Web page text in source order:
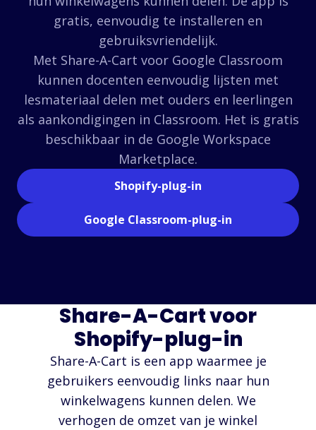
gratis, eenvoudig te installeren en
gebruiksvriendelijk.
Met Share-A-Cart voor Google Classroom
kunnen docenten eenvoudig lijsten met
lesmateriaal delen met ouders en leerlingen
als aankondigingen in Classroom. Het is gratis
beschikbaar in de Google Workspace
Marketplace.
Shopify-plug-in
Google Classroom-plug-in
Share-A-Cart voor
Shopify-plug-in
Share-A-Cart is een app waarmee je
gebruikers eenvoudig links naar hun
winkelwagens kunnen delen. We
verhogen de omzet van je winkel